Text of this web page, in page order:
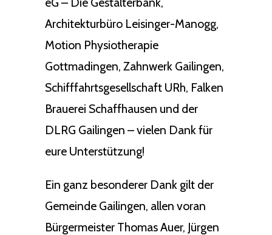
Architekturbüro Leisinger-Manogg,
Motion Physiotherapie
Gottmadingen, Zahnwerk Gailingen,
Schifffahrtsgesellschaft URh, Falken
Brauerei Schaffhausen und der
DLRG Gailingen – vielen Dank für
eure Unterstützung!
Ein ganz besonderer Dank gilt der
Gemeinde Gailingen, allen voran
Bürgermeister Thomas Auer, Jürgen